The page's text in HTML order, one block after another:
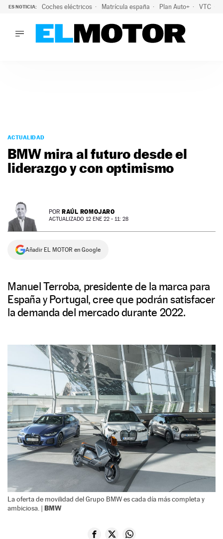
ES NOTICIA: Coches eléctricos Matrícula españa Plan Auto+ VTC
PODCAST
MOTOS
TECNOLOGÍA
PREMIOS
SERVICIOS
ACTUALIDAD
BMW mira al futuro desde el
liderazgo y con optimismo
POR RAÚL ROMOJARO
ACTUALIZADO 12 ENE 22 - 11: 28
Añadir EL MOTOR en Google
Manuel Terroba, presidente de la marca para
España y Portugal, cree que podrán satisfacer
la demanda del mercado durante 2022.
La oferta de movilidad del Grupo BMW es cada día más completa y
ambiciosa. | BMW